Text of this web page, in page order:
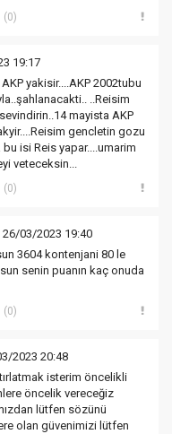
(0)
19:17
yakisir....AKP 2002tubu
..Reisim
mayista AKP
gencletin gozu
isi Reis yapar....umarim
veteceksin...
(0)
26/03/2023 19:40
3604 kontenjani 80 le
senin puanın kaç onuda
(0)
2023 20:48
isterim öncelikli
öncelik vereceğiz
lütfen sözünü
olan güvenimizi lütfen